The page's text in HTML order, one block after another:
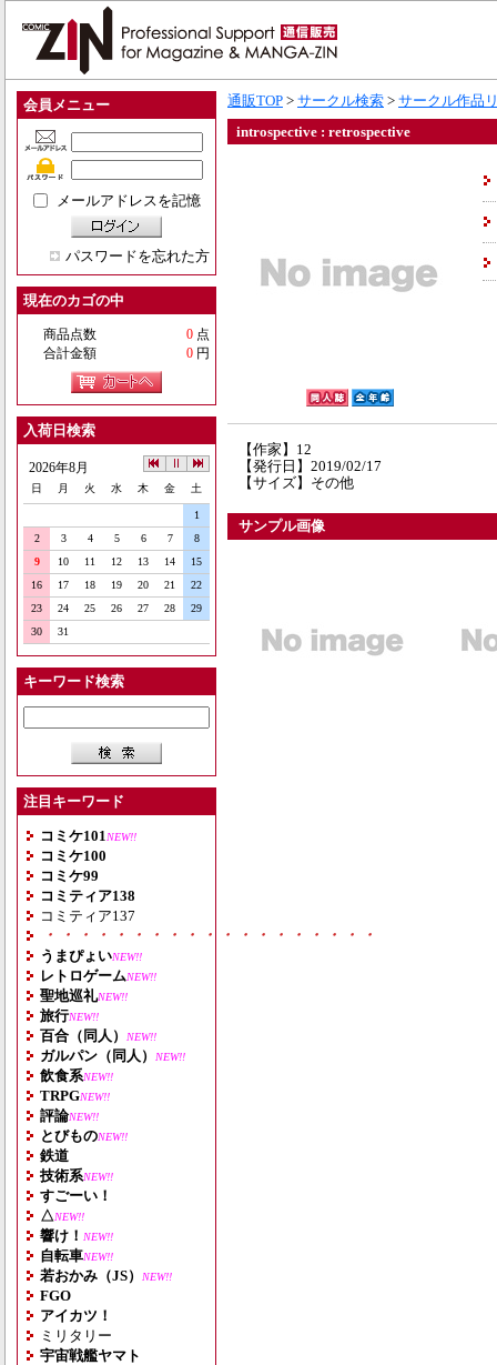
会員メニュー
メールアドレスを記憶
パスワードを忘れた方
現在のカゴの中
商品点数 0 点
合計金額
0 円
入荷日検索
2026年8月
日 月 火 水 木 金 土
1
2
3 4 5 6 7
8
9
10 11 12 13 14
15
16
17 18 19 20 21
22
23
24 25 26 27 28
29
30
31
キーワード検索
注目キーワード
コミケ101 NEW!!
コミケ100
コミケ99
コミティア138
コミティア137
・・・・・・・・・・・・・・・・・・・
うまぴょいNEW!!
レトロゲームNEW!!
聖地巡礼NEW!!
旅行NEW!!
百合（同人） NEW!!
ガルパン（同人） NEW!!
飲食系NEW!!
TRPGNEW!!
評論NEW!!
とびものNEW!!
鉄道
技術系NEW!!
すごーい！
△NEW!!
響け！ NEW!!
自転車NEW!!
若おかみ（JS） NEW!!
FGO
アイカツ！
ミリタリー
宇宙戦艦ヤマト
通販TOP > サークル検索 > サークル作品
introspective : retrospective
【作家】12
【発行日】2019/02/17
【サイズ】その他
サンプル画像